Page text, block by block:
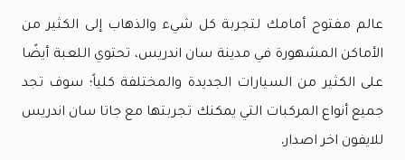
عالم مفتوح أمامك لتجربة كل شيء والذهاب إلى الكثير من
الأماكن المشهورة في مدينة سان اندريس، تحتوي اللعبة أيضًا
على الكثير من السيارات الجديدة والمختلفة كلياً؛ سوف تجد
جميع أنواع المركبات التي يمكنك تجربتها مع جاتا سان اندريس
للايفون اخر اصدار.